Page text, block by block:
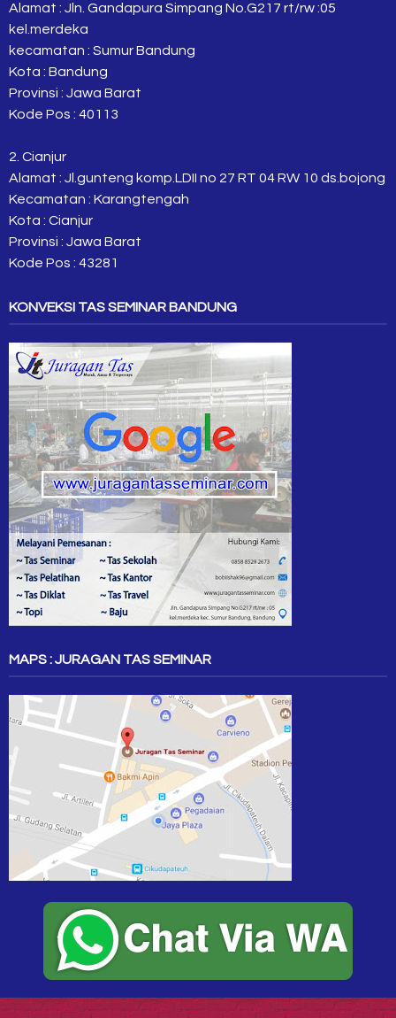
Alamat : Jln. Gandapura Simpang No.G217 rt/rw :05
kel.merdeka
kecamatan : Sumur Bandung
Kota : Bandung
Provinsi : Jawa Barat
Kode Pos : 40113
2. Cianjur
Alamat : Jl.gunteng komp.LDII no 27 RT 04 RW 10 ds.bojong
Kecamatan : Karangtengah
Kota : Cianjur
Provinsi : Jawa Barat
Kode Pos : 43281
KONVEKSI TAS SEMINAR BANDUNG
MAPS : JURAGAN TAS SEMINAR